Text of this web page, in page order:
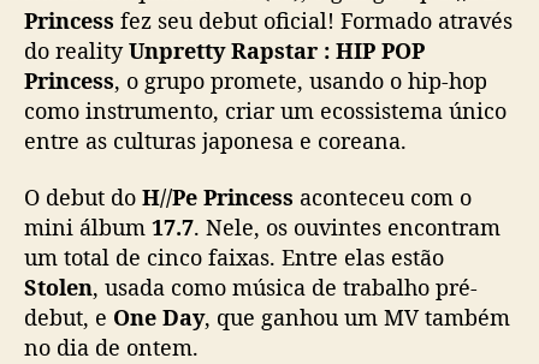
b
u
a
o
f
c
i
a
l
m
e
Princess fez seu debut oficial! Formado através
do realityUnpretty Rapstar : HIP POP
Princess, o grupo promete, usando o hip-hop
como instrumento, criar um ecossistema único
entre as culturas japonesa e coreana.
O debut do H//Pe Princess aconteceu com o
mini álbum 17.7. Nele, os ouvintes encontram
um total de cinco faixas. Entre elas estão
Stolen, usada como música de trabalho pré-
debut, e One Day, que ganhou um MV também
no dia de ontem.